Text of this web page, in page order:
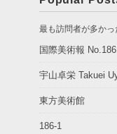
最も訪問者が多か
国際美術報
宇山卓栄 Takuei
東方美術館
186-1